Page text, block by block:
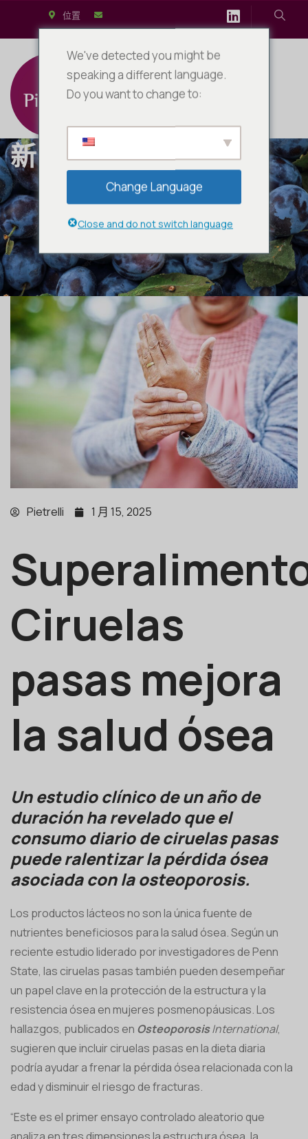
位置
新闻
Pietrelli 1 月 15, 2025
Ciruelas
pasas mejora
la salud ósea
Un estudio clínico de un año de
duración ha revelado que el
consumo diario de ciruelas pasas
puede ralentizar la pérdida ósea
asociada con la osteoporosis.
Los productos lácteos no son la única fuente de
nutrientes beneficiosos para la salud ósea. Según un
reciente estudio liderado por investigadores de Penn
State, las ciruelas pasas también pueden desempeñar
un papel clave en la protección de la estructura y la
resistencia ósea en mujeres posmenopáusicas. Los
hallazgos, publicados en OsteoporosisInternational,
sugieren que incluir ciruelas pasas en la dieta diaria
podría ayudar a frenar la pérdida ósea relacionada con la
edad y disminuir el riesgo de fracturas.
“Este es el primer ensayo controlado aleatorio que
We've detected you might be
speaking a different language.
Do you want to change to:
Change Language
Close and do not switch language